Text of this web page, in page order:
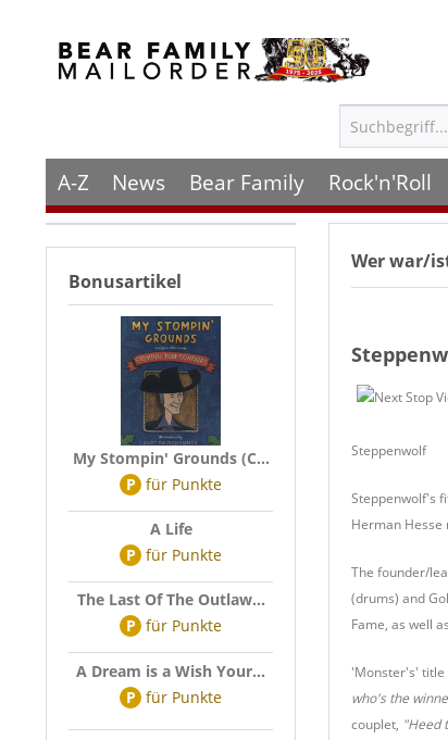
A-Z News Bear Family Rock'n'Roll
Bonusartikel
My Stompin' Grounds (C...
P für Punkte
A Life
P für Punkte
The Last Of The Outlaw...
P für Punkte
A Dream is a Wish Your...
P für Punkte
Wer war/
Steppenwolf
Steppenwolf's
Herman Hesse
The founder/
(drums) and
Fame, as well
'Monster's' title
who's the
couplet, "Heed